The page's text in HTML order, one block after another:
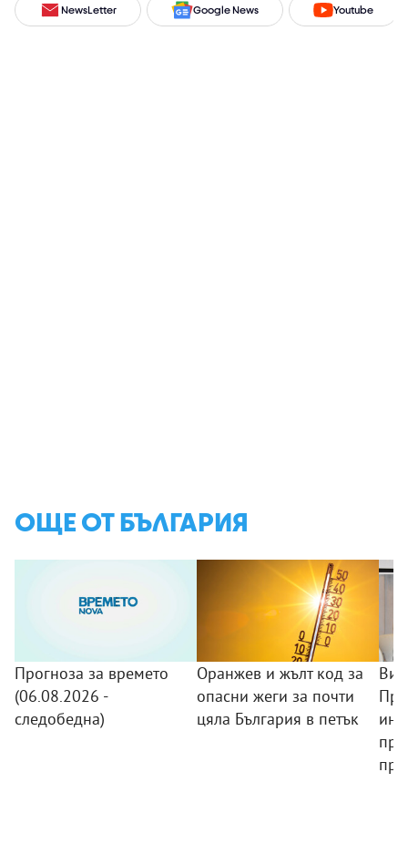
NewsLetter Google News Youtube
ОЩЕ ОТ БЪЛГАРИЯ
Прогноза за времето
(06.08.2026 -
следобедна)
Оранжев и жълт код за
опасни жеги за почти
цяла България в петък